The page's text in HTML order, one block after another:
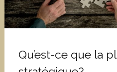
Qu’est-ce que la